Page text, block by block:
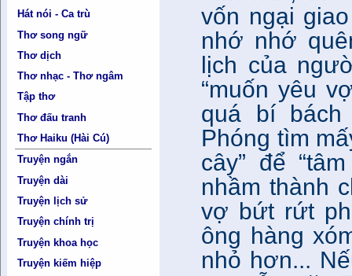
Hát nói - Ca trù
Thơ song ngữ
Thơ dịch
Thơ nhạc - Thơ ngâm
Tập thơ
Thơ đấu tranh
Thơ Haiku (Hài Cú)
Truyện ngắn
Truyện dài
Truyện lịch sử
Truyện chính trị
Truyện khoa học
Truyện kiếm hiệp
vốn ngại
nhớ nhớ
lịch của
“muốn yêu
quá bí
Phóng tìm
cây” để
nhầm thành
vợ bứt rứt
ông hàng
nhỏ hơn...